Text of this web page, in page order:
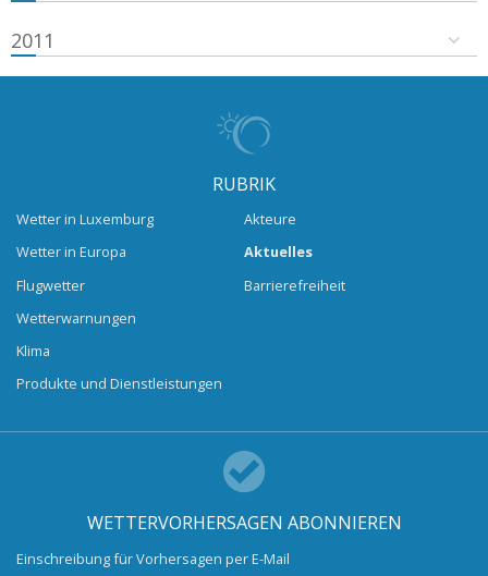
2011
RUBRIK
Wetter in Luxemburg
Wetter in Europa
Flugwetter
Wetterwarnungen
Klima
Produkte und Dienstleistungen
Akteure
Aktuelles
Barrierefreiheit
WETTERVORHERSAGEN ABONNIEREN
Einschreibung für Vorhersagen per E-Mail